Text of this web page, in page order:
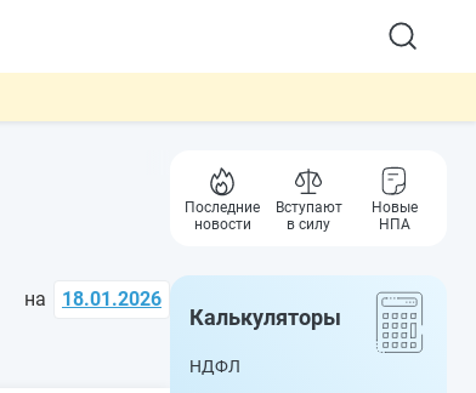
на 18.01.2026
Последние
новости
Вступают
в силу
Новые
НПА
Калькуляторы
НДФЛ